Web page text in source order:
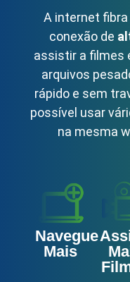
A internet
conexão de
assistir a filmes
arquivos
rápido e sem
possível usar
na mesma
Navegue
Mais